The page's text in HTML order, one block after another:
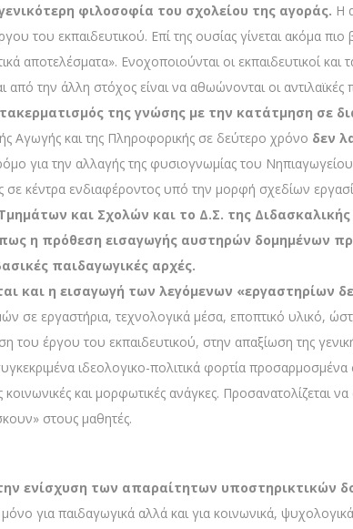
φιλοσοφία του σχολείου της αγοράς. Η
του εκπαιδευτικού. Επί της ουσίας γίνεται ακόμα
αποτελέσματα». Ενοχοποιούνται οι εκπαιδευτικοί και
από την άλλη στόχος είναι να αθωώνονται οι
της γνώσης με την κατάτμηση σε
Αγωγής και της Πληροφορικής σε δεύτερο χρόνο δεν
για την αλλαγής της φυσιογνωμίας του
σε κέντρα ενδιαφέροντος υπό την μορφή σχεδίων
και Σχολών και το Δ.Σ. της
η πρόθεση εισαγωγής αυστηρών δομημένων
παιδαγωγικές αρχές.
και η εισαγωγή των λεγόμενων «εργαστηρίων
σε εργαστήρια, τεχνολογικά μέσα, εποπτικό υλικό,
έργου του εκπαιδευτικού, στην απαξίωση της
ιδεολογικο-πολιτικά φορτία
και μορφωτικές ανάγκες. Προσανατολίζεται
στους μαθητές.
ενίσχυση των απαραίτητων υποστηρικτικών
για παιδαγωγικά αλλά και για κοινωνικά,